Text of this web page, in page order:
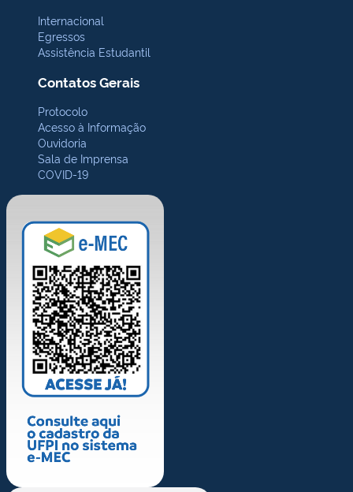
Internacional
Egressos
Assistência Estudantil
Contatos Gerais
Protocolo
Acesso à Informação
Ouvidoria
Sala de Imprensa
COVID-19